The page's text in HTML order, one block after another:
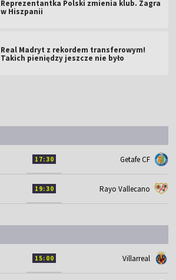
Reprezentantka Polski zmienia klub. Zagra
w Hiszpanii
Real Madryt z rekordem transferowym!
Takich pieniędzy jeszcze nie było
17:30 Getafe CF
19:30 Rayo Vallecano
15:00 Villarreal